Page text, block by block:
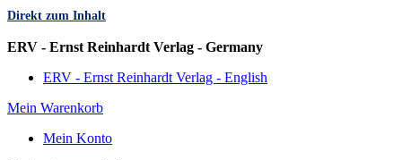
Direkt zum Inhalt
ERV - Ernst Reinhardt Verlag - Germany
ERV - Ernst Reinhardt Verlag - English
Mein Warenkorb
Mein Konto